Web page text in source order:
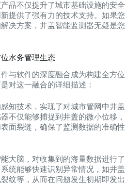
品不仅提升了城市基础设施的安全
提供了强有力的技术支持。如果您
决方案，井盖智能监测器无疑是您
水务管理生态
与软件的深度融合成为构建全方位
对这一融合的详细描述：
知技术，实现了对城市管网中井盖
不仅能够捕捉到井盖的微小位移，
面裂缝，确保了监测数据的准确性
大脑，对收集到的海量数据进行了
统能够快速识别异常情况，如井盖
纹等，从而在问题发生初期即发出